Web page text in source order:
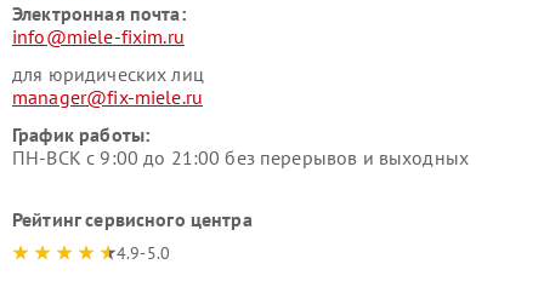
Электронная почта:
info@miele-fixim.ru
для юридических лиц
manager@fix-miele.ru
График работы:
ПН-ВСК с 9:00 до 21:00 без перерывов и выходных
Рейтинг сервисного центра
4.9-5.0